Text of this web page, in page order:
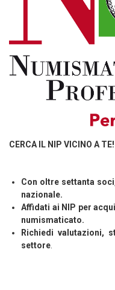
CERCA IL NIP VICINO A TE!
Con oltre settanta
nazionale.
Affidati ai NIP per
numismaticato.
Richiedi valutazioni,
settore.